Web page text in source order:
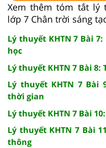
Xem thêm tóm tắt lý
lớp 7 Chân trời sáng
Lý thuyết KHTN 7 Bài
học
Lý thuyết KHTN 7 Bài 8:
Lý thuyết KHTN 7
thời gian
Lý thuyết KHTN 7 Bài
Lý thuyết KHTN 7 Bài
thông